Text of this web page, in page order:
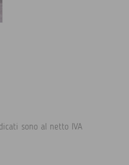
sono al netto IVA